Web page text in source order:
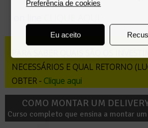
NECESSÁRIOS E QUAL RETORNO
OBTER - Clique aqui
COMO MONTAR UM
Preferência de cookies
Eu aceito